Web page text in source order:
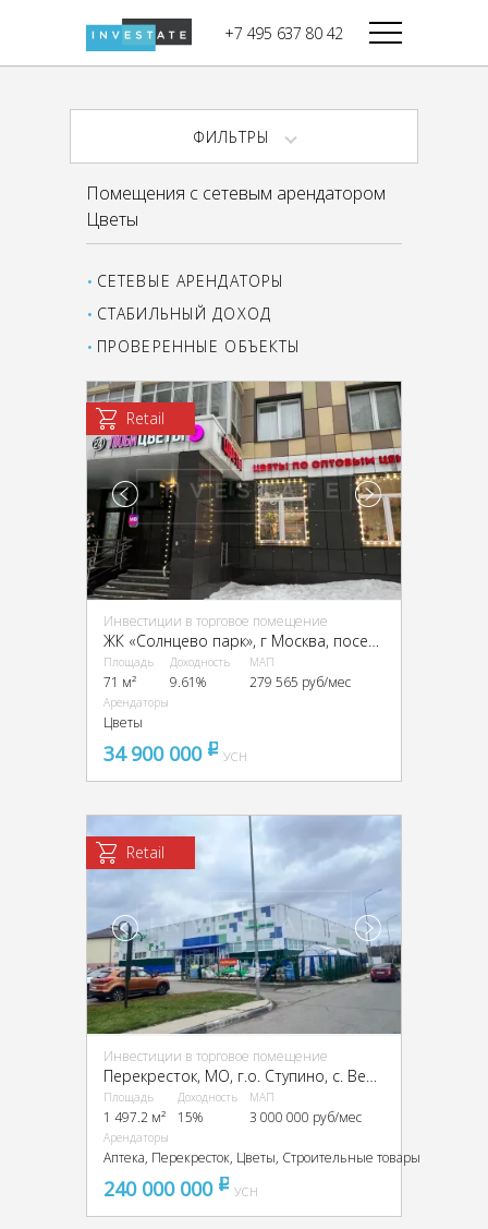
+7 495 637 80 42
Дикси
В башне
Запад
Башня Федерация-I
Восток
Город Столиц,
Южный блок
ФИЛЬТРЫ
Помещения с сетевым арендатором
Цветы
СЕТЕВЫЕ АРЕНДАТОРЫ
СТАБИЛЬНЫЙ ДОХОД
ПРОВЕРЕННЫЕ ОБЪЕКТЫ
Retail
Инвестиции в торговое помещение
ЖК «Солнцево парк», г Москва, поселение Внуковское, ул Лётчика Ульянина, 7
Площадь
71 м²
Доходность
9.61%
МАП
279 565 руб/мес
Арендаторы
Цветы
34 900 000 pуб
УСН
Retail
Инвестиции в торговое помещение
Площадь
1 497.2 м²
Доходность
15%
МАП
3 000 000 руб/мес
Арендаторы
Аптека, Перекресток, Цветы, Строительные товары
240 000 000 pуб
УСН